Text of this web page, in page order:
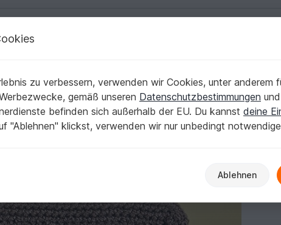
Häkelanleitung
mit Rückenlehne - Häkelanleitung
zu verbessern, verwenden wir Cookies, unter anderem
gemäß unseren Datenschutzbestimmungen und
befinden sich außerhalb der EU. Du kannst deine
"Ablehnen" klickst, verwenden wir nur unbedingt
Ablehnen